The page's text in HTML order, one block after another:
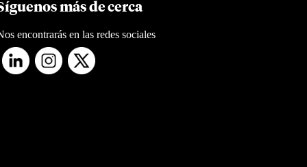
más de cerca
encontrarás en las redes sociales